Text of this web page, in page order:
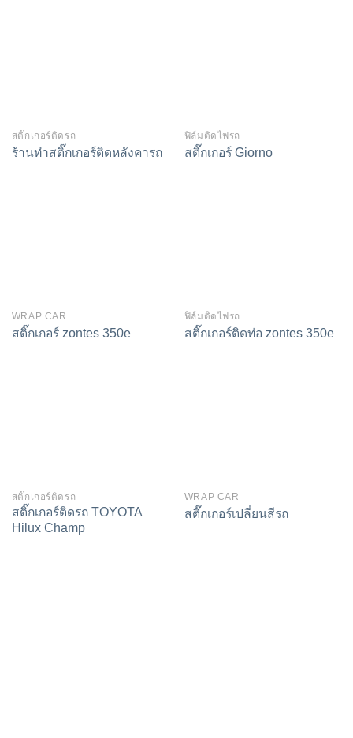
สติ๊กเกอร์ติดรถ
ร้านทำสติ๊กเกอร์ติดหลังคารถ
ฟิล์มติดไฟรถ
สติ๊กเกอร์ Giorno
WRAP CAR
สติ๊กเกอร์ zontes 350e
ฟิล์มติดไฟรถ
สติ๊กเกอร์ติดท่อ zontes 350e
สติ๊กเกอร์ติดรถ
สติ๊กเกอร์ติดรถ TOYOTA
Hilux Champ
WRAP CAR
สติ๊กเกอร์เปลี่ยนสีรถ